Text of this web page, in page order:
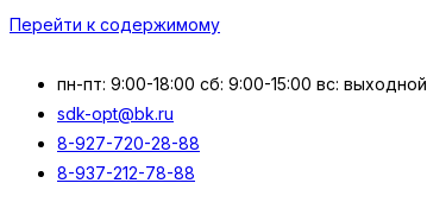
Перейти к содержимому
пн-пт: 9:00-18:00 сб: 9:00-15:00 вс: выходной
sdk-opt@bk.ru
8-927-720-28-88
8-937-212-78-88